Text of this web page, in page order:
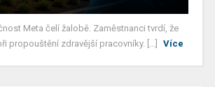
Meta čelí žalobě. Zaměstnanci tvrdí, že
propouštění zdravější pracovníky. [...]
Více